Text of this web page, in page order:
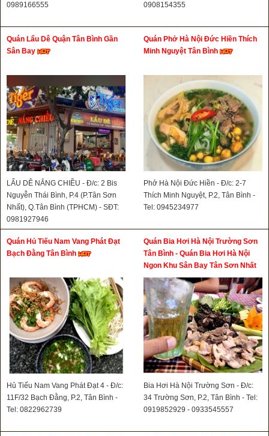
0989166555
0908154355
Quán Lẩu Dê Quận Tân Bình Gần
Sân Bay
LẨU DÊ NẮNG CHIỀU - Đ/c: 2 Bis
Nguyễn Thái Bình, P.4 (P.Tân Sơn
Nhất), Q.Tân Bình (TPHCM) - SĐT:
0981927946
Quán Phở Hà Nội Đức Hiền Thích
Minh Nguyệt Tân Bình
Phở Hà Nội Đức Hiền - Đ/c: 2-7
Thích Minh Nguyệt, P.2, Tân Bình -
Tel: 0945234977
Quán Hủ Tiếu Nam Vang Phát Đạt
Bạch Đằng Tân Bình
Hủ Tiếu Nam Vang Phát Đạt 4 - Đ/c:
11F/32 Bạch Đằng, P.2, Tân Bình -
Tel: 0822962739
Quán Bia Hơi Hà Nội Trường Sơn
Tân Bình - Quán Bia Hơi Hà Nội
Ngon Khu Sân Bay Tân Sơn Nhất
Bia Hơi Hà Nội Trường Sơn - Đ/c:
34 Trường Sơn, P.2, Tân Bình - Tel:
0919852929 - 0933545557